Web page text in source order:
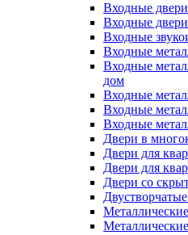
Входные
Входные
Входные
Входные
Входные
дом
Входные
Входные
Входные
Двери в
Двери для
Двери для
Двери со